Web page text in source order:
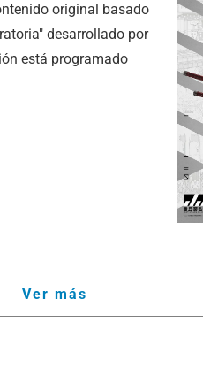
original basado
desarrollado por
está programado
Ver más